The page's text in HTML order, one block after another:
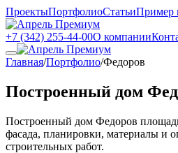
ПроектыПортфолиоСтатьиПример
+7 (342) 255-44-00О компании
Главная/Портфолио/Федоров
Построенный дом
Построенный дом Федоров
фасада, планировки, материалы и
строительных работ.